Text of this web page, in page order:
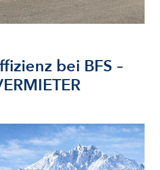
bei BFS –